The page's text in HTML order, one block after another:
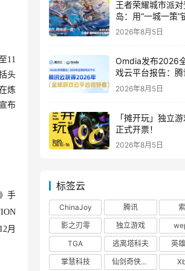
11
头
炼
布
手
月
王者荣耀城市派
岛：用“一城一策”
洋场景，以双向奔
2026年8月5日
Omdia发布2026
戏云平台报告：腾
续两年入选“领导者
2026年8月5日
「摊开玩」独立
正式开票！
2026年8月5日
标签云
ChinaJoy 腾讯
影之刃零
独立游戏
TGA
逃离塔科夫
英
掌慧科技
仙剑奇侠传四